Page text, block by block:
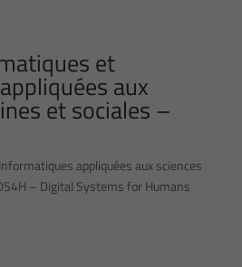
et
aux
et sociales –
appliquées aux sciences
– Digital Systems for Humans